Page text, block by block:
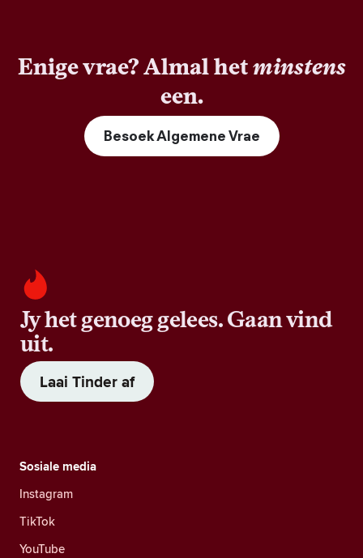
Enige vrae? Almal hetminstens
een.
Besoek Algemene Vrae
Jy het genoeg gelees. Gaan vind
uit.
Laai Tinder af
Sosiale media
Instagram
TikTok
YouTube